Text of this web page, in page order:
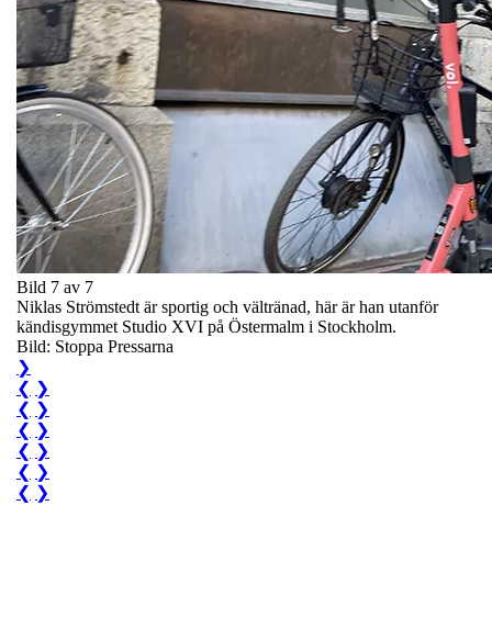
Bild 7 av 7
Niklas Strömstedt är sportig och vältränad, här är han utanför
kändisgymmet Studio XVI på Östermalm i Stockholm.
Bild: Stoppa Pressarna
❯
❮ ❯
❮ ❯
❮ ❯
❮ ❯
❮ ❯
❮ ❯